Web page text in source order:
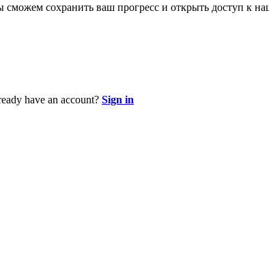
сохранить ваш прогресс и открыть доступ к
have an account? Sign in